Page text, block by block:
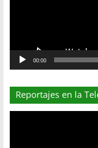
00:00
Reportajes en la